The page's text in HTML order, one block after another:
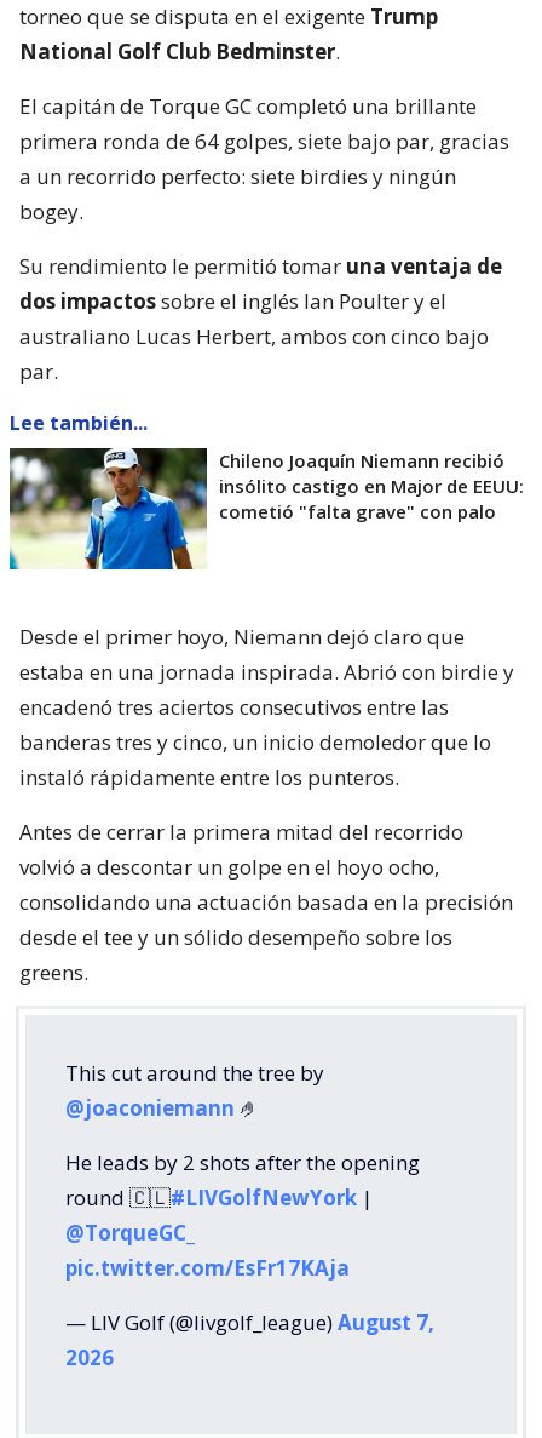
torneo que se disputa en el exigente Trump
National Golf Club Bedminster.
El capitán de Torque GC completó una brillante
primera ronda de 64 golpes, siete bajo par, gracias
a un recorrido perfecto: siete birdies y ningún
bogey.
Su rendimiento le permitió tomar una ventaja de
dos impactossobre el inglés Ian Poulter y el
australiano Lucas Herbert, ambos con cinco bajo
par.
Lee también...
Chileno Joaquín Niemann recibió
insólito castigo en Major de EEUU:
cometió "falta grave" con palo
Desde el primer hoyo, Niemann dejó claro que
estaba en una jornada inspirada. Abrió con birdie y
encadenó tres aciertos consecutivos entre las
banderas tres y cinco, un inicio demoledor que lo
instaló rápidamente entre los punteros.
Antes de cerrar la primera mitad del recorrido
volvió a descontar un golpe en el hoyo ocho,
consolidando una actuación basada en la precisión
desde el tee y un sólido desempeño sobre los
greens.
This cut around the tree by
@joaconiemann 🤌
He leads by 2 shots after the opening
round 🇨🇱#LIVGolfNewYork |
@TorqueGC_
pic.twitter.com/EsFr17KAja
— LIV Golf (@livgolf_league)August 7,
2026